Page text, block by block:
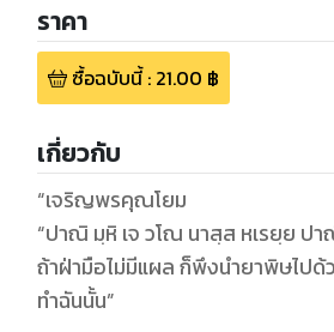
ราคา
ซื้อฉบับนี้: 21.00 ฿
เกี่ยวกับ
“เจริญพรคุณโยม
“ปาณิ มฺหิ เจ วโณ นาสฺส หเรยฺย
ถ้าฝ่ามือไม่มีแผล ก็พึงนำยาพิษไปด้
ทำฉันนั้น”